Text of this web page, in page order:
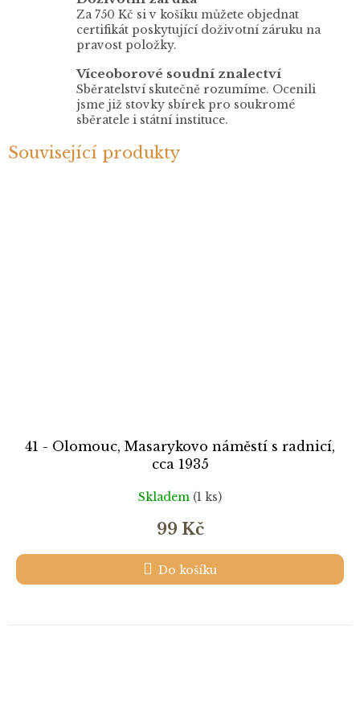
Za 750 Kč si v košíku můžete objednat
certifikát poskytující doživotní záruku na
pravost položky.
Víceoborové soudní znalectví
Sběratelství skutečně rozumíme. Ocenili
jsme již stovky sbírek pro soukromé
sběratele i státní instituce.
Související produkty
41 - Olomouc, Masarykovo náměstí s radnicí,
cca 1935
Skladem (1 ks)
99 Kč
Do košíku